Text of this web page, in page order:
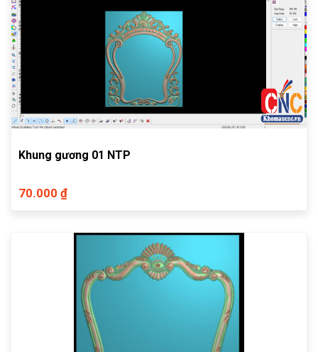
Khung gương 01 NTP
70.000 ₫